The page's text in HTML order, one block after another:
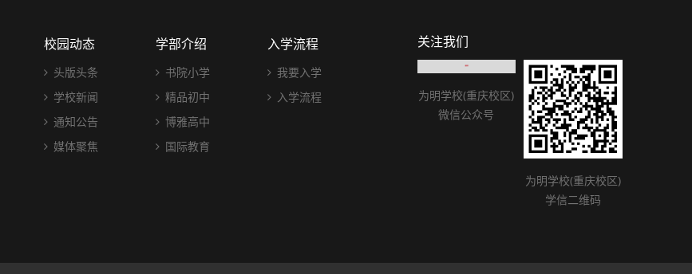
校园动态
头版头条
学校新闻
通知公告
媒体聚焦
学部介绍
书院小学
精品初中
博雅高中
国际教育
入学流程
我要入学
入学流程
关注我们
为明学校(重庆校区)
学信二维码